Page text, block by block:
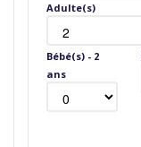
Adulte(s)
Bébé(s) - 2
ans